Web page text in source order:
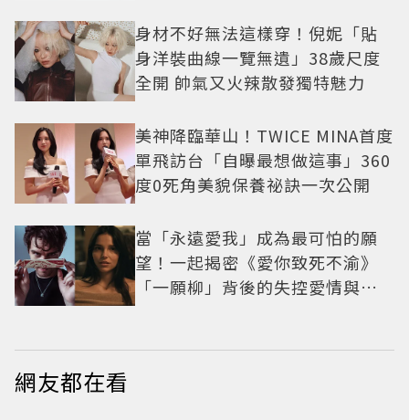
身材不好無法這樣穿！倪妮「貼
身洋裝曲線一覽無遺」38歲尺度
全開 帥氣又火辣散發獨特魅力
美神降臨華山！TWICE MINA首度
單飛訪台「自曝最想做這事」360
度0死角美貌保養祕訣一次公開
當「永遠愛我」成為最可怕的願
望！一起揭密《愛你致死不渝》
「一願柳」背後的失控愛情與爆
網友都在看